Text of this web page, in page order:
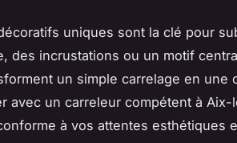
uniques sont la clé pour
des incrustations ou un motif
un simple carrelage en une
avec un carreleur compétent à
à vos attentes esthétiques